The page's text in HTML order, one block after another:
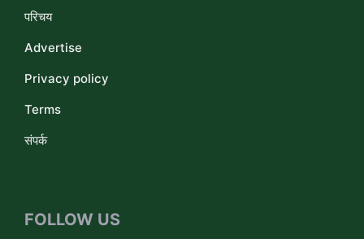
परिचय
Advertise
Privacy policy
Terms
संपर्क
FOLLOW US